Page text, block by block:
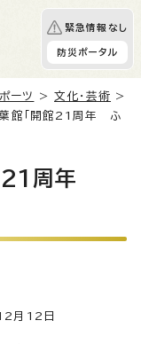
緊急情報なし
防災ポータル
ーツ >文化・芸術 >
館「開館21周年 ふ
21周年
月12日